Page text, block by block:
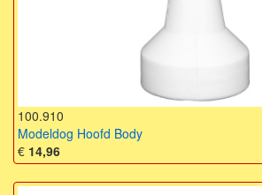
100.910
Modeldog Hoofd Body
€ 14,96